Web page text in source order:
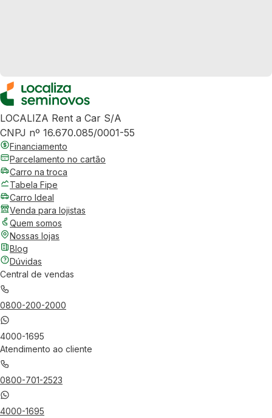
LOCALIZA Rent a Car S/A
CNPJ nº 16.670.085/0001-55
Financiamento
Parcelamento no cartão
Carro na troca
Tabela Fipe
Carro Ideal
Venda para lojistas
Quem somos
Nossas lojas
Blog
Dúvidas
Central de vendas
0800-200-2000
4000-1695
Atendimento ao cliente
0800-701-2523
4000-1695